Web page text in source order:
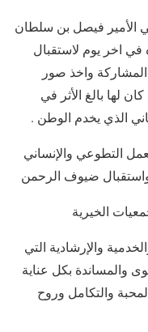
الأمير فيصل بن سلطان
في اخر يوم لاستقبال
واخذ صور
لها بالغ الأثر في
الذي يخدم الوطن .
التطوعي والإنساني
ضيوف الرحمن
الخيرية
والإرشادية التي
والمساندة بكل عناية
والتكامل وروح